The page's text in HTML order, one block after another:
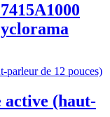
active (haut-